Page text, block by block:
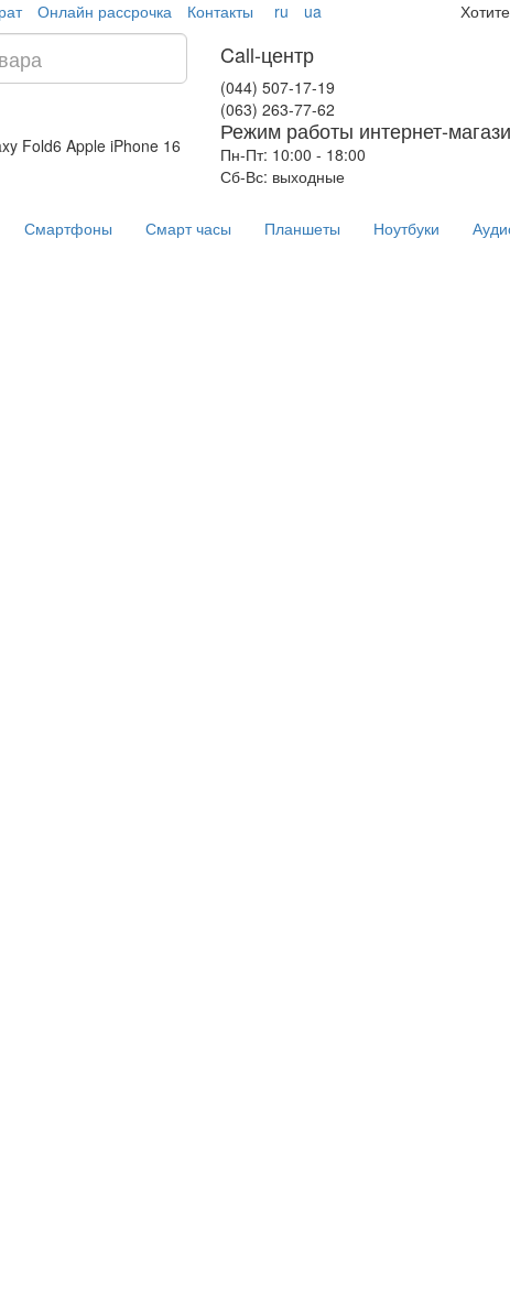
Онлайн рассрочка Контакты ru ua
Fold6 Apple iPhone 16
Call-центр
(044) 507-17-19
(063) 263-77-62
Режим работы интернет-
Пн-Пт: 10:00 - 18:00
Сб-Вс: выходные
Смартфоны Смарт часы Планшеты Ноутбуки